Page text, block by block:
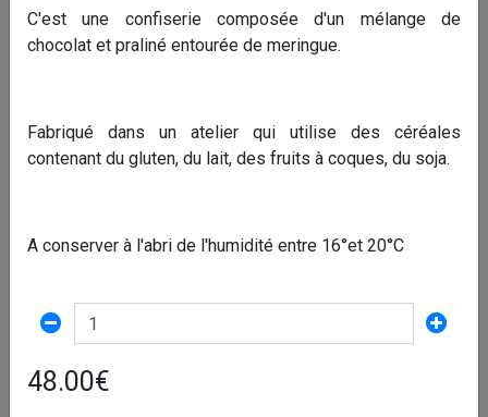
Retrait :Selon les horaires d'ouverture
Paiement lors du retrait
Voir la vitrine
C'est une confiserie composée d'un mélange de
chocolat et praliné entourée de meringue.
Fabriqué dans un atelier qui utilise des céréales
contenant du gluten, du lait, des fruits à coques, du soja.
A conserver à l'abri de l'humidité entre 16°et 20°C
48.00€